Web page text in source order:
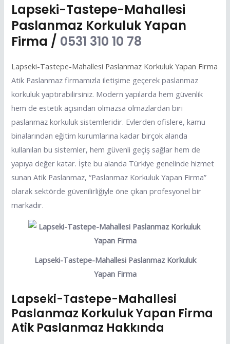
Lapseki-Tastepe-Mahallesi
Paslanmaz Korkuluk Yapan
Firma / 0531 310 10 78
Lapseki-Tastepe-Mahallesi Paslanmaz Korkuluk Yapan Firma
Atik Paslanmaz firmamızla iletişime geçerek paslanmaz
korkuluk yaptırabilirsiniz. Modern yapılarda hem güvenlik
hem de estetik açısından olmazsa olmazlardan biri
paslanmaz korkuluk sistemleridir. Evlerden ofislere, kamu
binalarından eğitim kurumlarına kadar birçok alanda
kullanılan bu sistemler, hem güvenli geçiş sağlar hem de
yapıya değer katar. İşte bu alanda Türkiye genelinde hizmet
sunan Atik Paslanmaz, “Paslanmaz Korkuluk Yapan Firma”
olarak sektörde güvenilirliğiyle öne çıkan profesyonel bir
markadır.
Lapseki-Tastepe-Mahallesi Paslanmaz Korkuluk
Yapan Firma
Lapseki-Tastepe-Mahallesi
Paslanmaz Korkuluk Yapan Firma
Atik Paslanmaz Hakkında